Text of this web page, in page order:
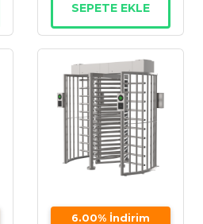
SEPETE EKLE
6.00% İndirim